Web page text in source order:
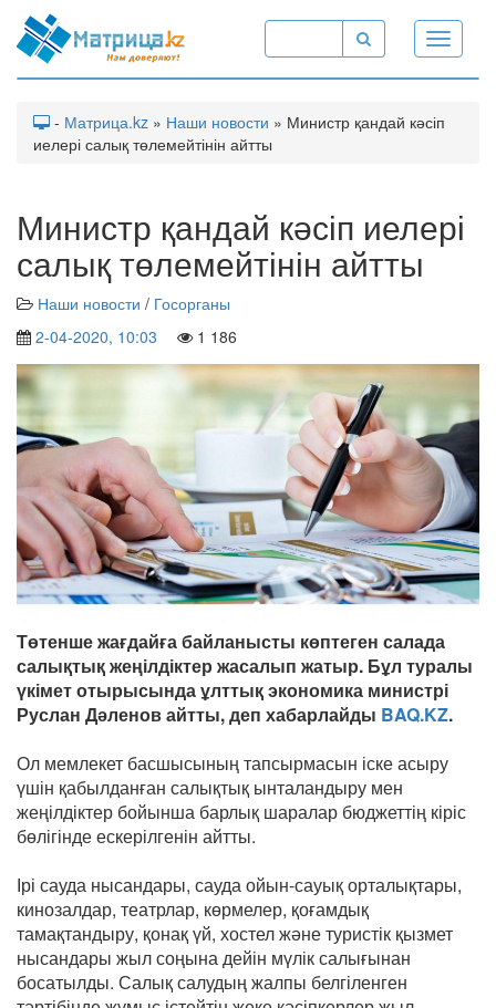
Toggle
- Матрица.kz » Наши новости » Министр қандай кәсіп
иелері салық төлемейтінін айтты
Министр қандай кәсіп иелері
салық төлемейтінін айтты
Наши новости / Госорганы
2-04-2020, 10:03
1 186
Төтенше жағдайға байланысты көптеген салада
салықтық жеңілдіктер жасалып жатыр. Бұл туралы
үкімет отырысында ұлттық экономика министрі
Руслан Дәленов айтты, деп хабарлайды BAQ.KZ.
Ол мемлекет басшысының тапсырмасын іске асыру
үшін қабылданған салықтық ынталандыру мен
жеңілдіктер бойынша барлық шаралар бюджеттің кіріс
бөлігінде ескерілгенін айтты.
Ірі сауда нысандары, сауда ойын-сауық орталықтары,
кинозалдар, театрлар, көрмелер, қоғамдық
тамақтандыру, қонақ үй, хостел және туристік қызмет
нысандары жыл соңына дейін мүлік салығынан
босатылды. Салық салудың жалпы белгіленген